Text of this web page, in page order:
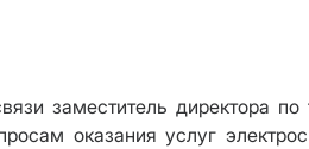
заместитель директора
оказания услуг